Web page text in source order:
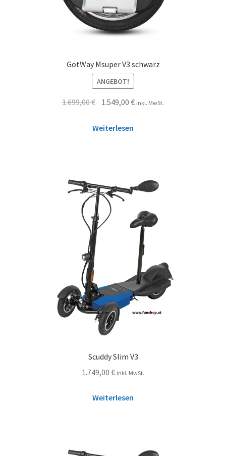
GotWay Msuper V3 schwarz
ANGEBOT!
1.699,00€ 1.549,00€ inkl. MwSt.
Weiterlesen
Scuddy Slim V3
1.749,00 € inkl. MwSt.
Weiterlesen